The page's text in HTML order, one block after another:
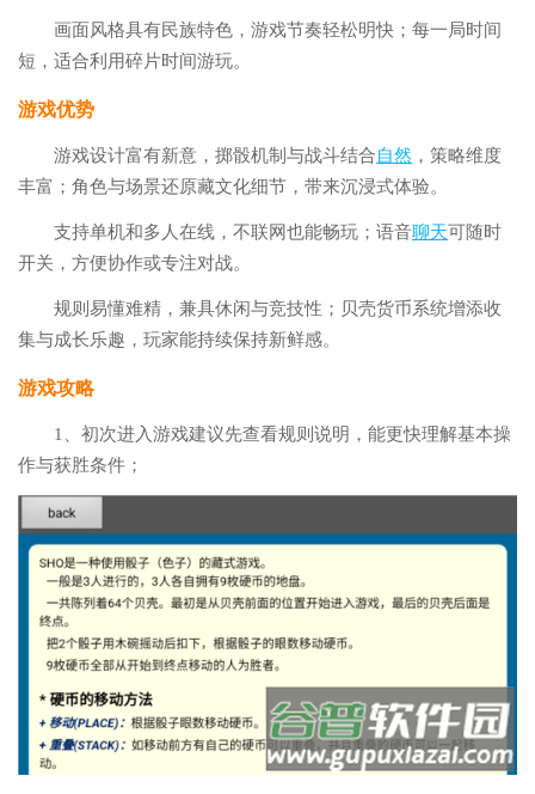
画面风格具有民族特色，游戏节奏轻松明快；每一局时间
短，适合利用碎片时间游玩。
游戏优势
游戏设计富有新意，掷骰机制与战斗结合自然 ，策略维度
丰富；角色与场景还原藏文化细节，带来沉浸式体验。
支持单机和多人在线，不联网也能畅玩；语音聊天可随时
开关，方便协作或专注对战。
规则易懂难精，兼具休闲与竞技性；贝壳货币系统增添收
集与成长乐趣，玩家能持续保持新鲜感。
游戏攻略
1、初次进入游戏建议先查看规则说明，能更快理解基本操
作与获胜条件；